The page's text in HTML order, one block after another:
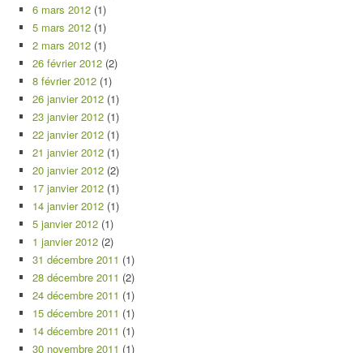
6 mars 2012 (1)
5 mars 2012 (1)
2 mars 2012 (1)
26 février 2012 (2)
8 février 2012 (1)
26 janvier 2012 (1)
23 janvier 2012 (1)
22 janvier 2012 (1)
21 janvier 2012 (1)
20 janvier 2012 (2)
17 janvier 2012 (1)
14 janvier 2012 (1)
5 janvier 2012 (1)
1 janvier 2012 (2)
31 décembre 2011 (1)
28 décembre 2011 (2)
24 décembre 2011 (1)
15 décembre 2011 (1)
14 décembre 2011 (1)
30 novembre 2011 (1)